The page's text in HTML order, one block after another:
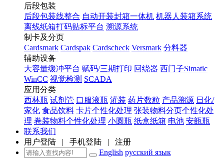
后段包装
后段包装线整合 自动开装封箱一体机 机器人装箱系统
离线纸箱打码贴标平台 溯源系统
制卡及分页
Cardsmark Cardspak Cardscheck Versmark 分料器
辅助设备
大容量缓冲平台 赋码/三期打印 回绕器 西门子Simatic
WinCC 视觉检测 SCADA
应用分类
西林瓶 试剂管 口服液瓶 灌装 药片数粒 产品溯源 日化/
家化 食品饮料 卡片个性化处理 张装物料分页个性化处
理 卷装物料个性化处理 小圆瓶 纸盒纸箱 电池 安瓿瓶
联系我们
用户登陆 | 手机登陆 | 注册
English русский язык